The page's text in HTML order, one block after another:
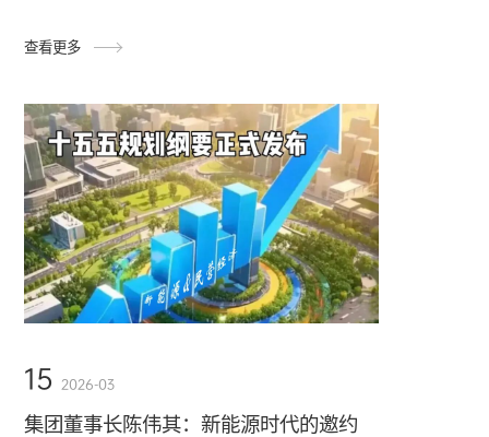
查看更多
15 2026-03
集团董事长陈伟其：新能源时代的邀约